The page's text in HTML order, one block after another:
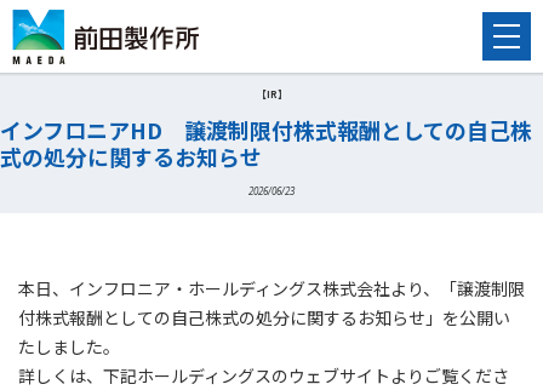
【IR】
インフロニアHD 譲渡制限付株式報酬としての自己株
式の処分に関するお知らせ
2026/06/23
本日、インフロニア・ホールディングス株式会社より、「譲渡制限
付株式報酬としての自己株式の処分に関するお知らせ」を公開い
たしました。
詳しくは、下記ホールディングスのウェブサイトよりご覧くださ